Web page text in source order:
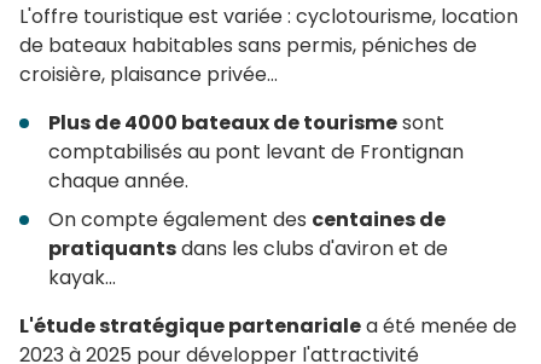
L'offre touristique est variée : cyclotourisme, location
de bateaux habitables sans permis, péniches de
croisière, plaisance privée...
Plus de 4000 bateaux de tourismesont
comptabilisés au pont levant de Frontignan
chaque année.
On compte également des centaines de
pratiquantsdans les clubs d'aviron et de
kayak...
L'étude stratégique partenarialea été menée de
2023 à 2025 pour développer l'attractivité